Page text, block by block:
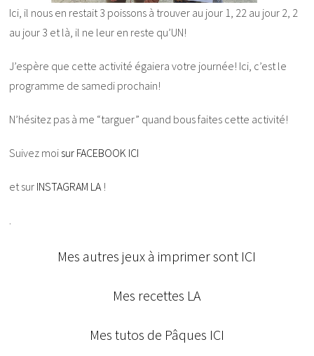
Ici, il nous en restait 3 poissons à trouver au jour 1, 22 au jour 2, 2
au jour 3 et là, il ne leur en reste qu’UN!
J’espère que cette activité égaiera votre journée! Ici, c’est le
programme de samedi prochain!
N’hésitez pas à me “targuer” quand bous faites cette activité!
Suivez moi sur FACEBOOK ICI
et sur INSTAGRAM LA !
Mes autres jeux à imprimer sont ICI
Mes recettes LA
Mes tutos de Pâques ICI